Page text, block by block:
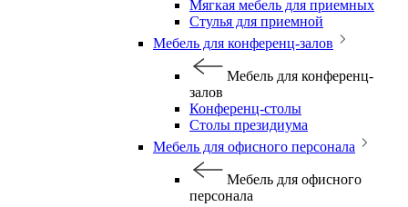
Мягкая мебель для приемных
Стулья для приемной
Мебель для конференц-залов
Мебель для конференц-
залов
Конференц-столы
Столы президиума
Мебель для офисного персонала
Мебель для офисного
персонала